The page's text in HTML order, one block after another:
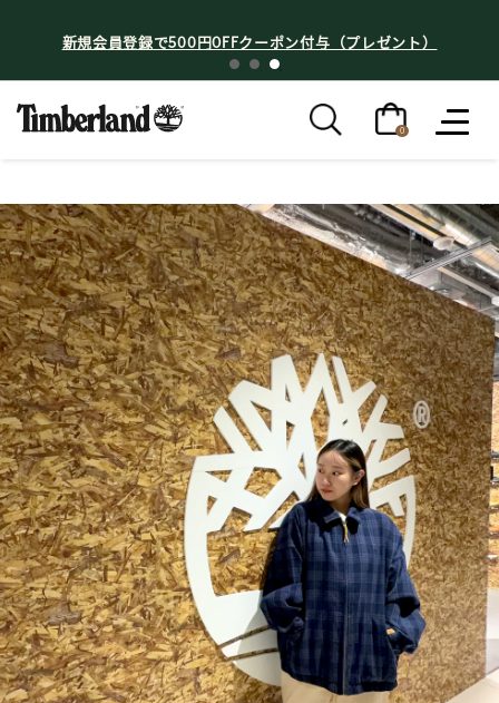
新規会員登録で500円OFFクーポン付与（プレゼント）
0